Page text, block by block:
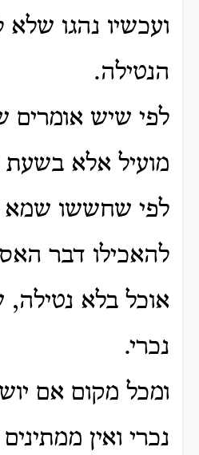
ועכשיו נהגו
הנטילה.
לפי שיש אומרים
מועיל אלא
לפי שחששו שמא
להאכילו דבר
אוכל בלא נטילה,
נכרי.
ומכל מקום אם
נכרי ואין